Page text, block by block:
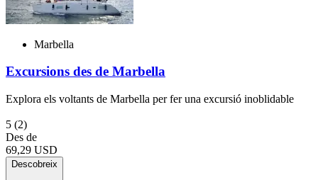
Marbella
Excursions des de Marbella
Explora els voltants de Marbella per fer una excursió inoblidable
5 (2)
Des de
69,29 USD
Descobreix